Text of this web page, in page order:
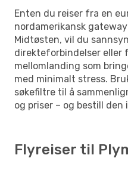
Enten du reiser fra en
nordamerikansk
Midtøsten, vil du
direkteforbindelser eller
mellomlanding som
med minimalt stress.
søkefiltre til å
og priser – og bestill den
Flyreiser til